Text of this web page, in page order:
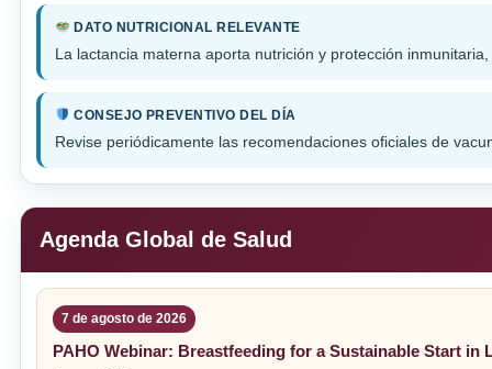
DATO NUTRICIONAL RELEVANTE
La lactancia materna aporta nutrición y protección
CONSEJO PREVENTIVO DEL DÍA
Revise periódicamente las recomendaciones oficiales de
Agenda Global de Salud
7 de agosto de 2026
PAHO Webinar: Breastfeeding for a Sustainable Start in